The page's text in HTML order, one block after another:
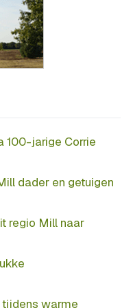
100-jarige Corrie
dader en getuigen
regio Mill naar
warme